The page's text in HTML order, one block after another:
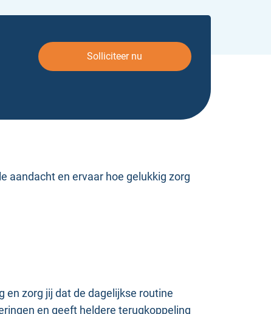
Solliciteer nu
aandacht en ervaar hoe gelukkig zorg
en zorg jij dat de dagelijkse routine
en geeft heldere terugkoppeling